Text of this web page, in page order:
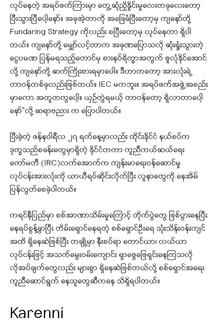
လုပ်နေတဲ့ အရပ်ဖက်ကြားမှာ တွေ့ဆုံညှိနှိုင်းမှုလေးတခုလေးတော့
ပြီးသွားပြီပေါ့နော်။ အခုအဲ့တာကို အခြေခံပြီးတော့မှ ကျနော်တို့
Fundaring Strategy ကိုလည်း စပြီးတော့မှ လုပ်နေတာ ရှိပါ
တယ်။ ကျနော်တို့ မျှော်လင့်တာက အခုဏပြောသလို ဆုံးရှုံးသွားတဲ့
ငွေပမဏ ပြန်မရသည့်တောင်မှ စားနပ်ရိက္ခာအတွက် ဖူလုံနိုင်အောင်
လို့ ကျနော်တို့ ဆက်ကြိုးစားရမှာပေါ။ ဒီဟာကတော့ အားလုံးရဲ့
တာဝန်တစ်ခုလည်းဖြစ်တယ်။ IEC မကဘူး။ အရပ်ဖက်အဖွဲ့အစည်း
မှာကော အတူတကွပေါ့။ ယှဉ်တွဲရမယ့် တာဝန်တော့ ရှိလာတာပေါ့
နော်”လို့ ဆရာဗညား က ပြောပါတယ်။
ပြီးခဲ့တဲ့ ဇန်နဝါရီလ ၂၇ ရက်နေ့မှာလည်း ထိုင်းနိုင်ငံ နယ်စပ်က
ဒုက္ခသည်စခန်းတွေမှာရှိတဲ့ နိုင်ငံတကာ ကူညီကယ်ဆယ်ရေး
ကော်မတီ (IRC)လက်အောက်က ကျန်းမာရေးဝန်ဆောင်မှု
လုပ်ငန်းအားလုံးကို ယာယီရပ်ဆိုင်းလိုက်ပြီး လူနာတွေကို နေအိမ်
ပြန်လွတ်စေခဲ့ပါတယ်။
ကရင်နီပြည်မှာ စစ်အာဏာသိမ်းမှုကြောင့် တိုက်ပွဲတွေ ဖြစ်ပွားနေပြီး
နေရပ်စွန့်ခွာပြီး တိမ်းရှောင်နေရတဲ့ စစ်ရှောင်ဦးရေ သုံးသိန်းဝန်းကျင်
အထိ ရှိနေဆဲဖြစ်ပြီး တချို့မှာ နီးစပ်ရာ တောင်ယာ၊ လယ်ယာ
လုပ်ငန်းဖြင့် အသက်မွေးဝမ်းကျောင်း ရှာဖွေဖြေရှင်းနေကြသလို
လိုအပ်ချက်တွေလည်း များစွာ ရှိနေဆဲဖြစ်တယ်လို့ စစ်ရှောင်အရေး
ကူညီဆောင်ရွက် နေသူတွေဆီကနေ သိရှိရပါတယ်။
Karenni